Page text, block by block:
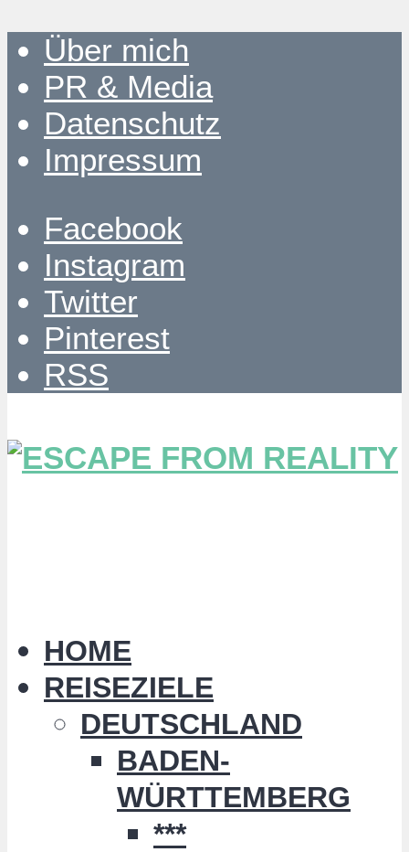
Über mich
PR & Media
Datenschutz
Impressum
Facebook
Instagram
Twitter
Pinterest
RSS
HOME
REISEZIELE
DEUTSCHLAND
BADEN-
WÜRTTEMBERG
***